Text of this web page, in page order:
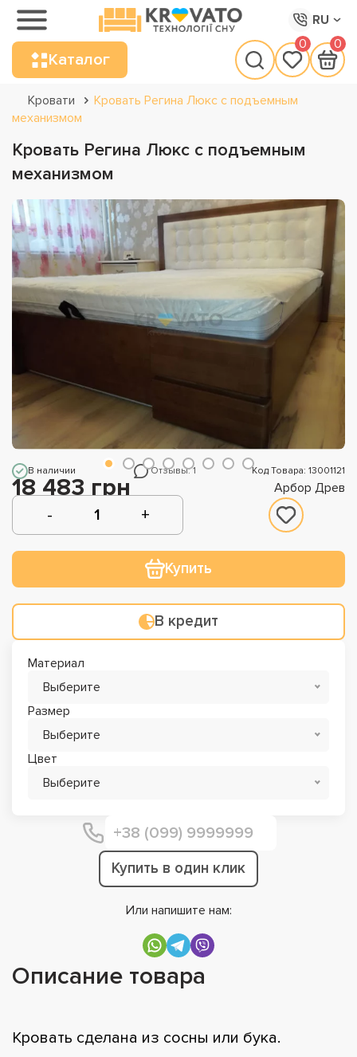
RU
Каталог
0 0
Кровати
Кровать Регина Люкс с подъемным
механизмом
Кровать Регина Люкс с подъемным
механизмом
В наличии Отзывы: 1 Код Товара: 13001121
18 483 грн Арбор Древ
Купить
В кредит
Материал
Выберите
Размер
Выберите
Цвет
Выберите
Купить в один клик
Или напишите нам:
Описание товара
Кровать сделана из сосны или бука.